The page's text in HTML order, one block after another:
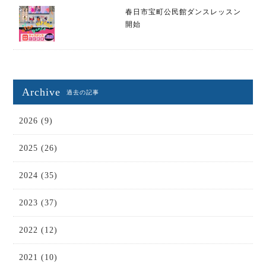
春日市宝町公民館ダンスレッスン
開始
Archive 過去の記事
2026 (9)
2025 (26)
2024 (35)
2023 (37)
2022 (12)
2021 (10)